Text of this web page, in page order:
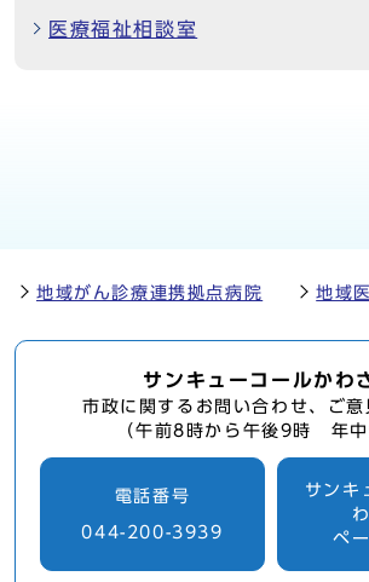
医療福祉相談室
地域がん診療連携拠点病院 地域
サンキューコールかわ
市政に関するお問い合わせ、ご意
（午前8時から午後9時 年中
電話番号
044-200-3939
サンキ
ペ